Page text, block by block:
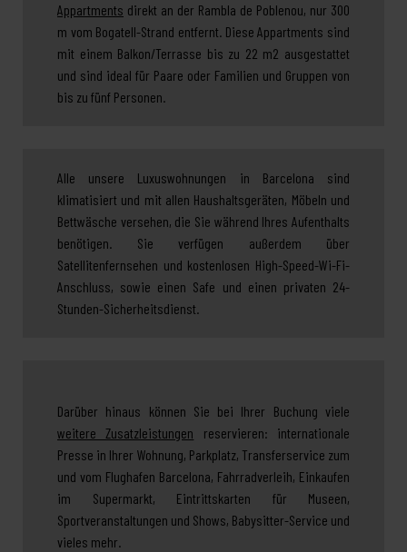
Appartments direkt an der Rambla de Poblenou, nur 300
m vom Bogatell-Strand entfernt. Diese Appartments sind
mit einem Balkon/Terrasse bis zu 22 m2 ausgestattet
und sind ideal für Paare oder Familien und Gruppen von
bis zu fünf Personen.
Alle unsere Luxuswohnungen in Barcelona sind
klimatisiert und mit allen Haushaltsgeräten, Möbeln und
Bettwäsche versehen, die Sie während Ihres Aufenthalts
benötigen. Sie verfügen außerdem über
Satellitenfernsehen und kostenlosen High-Speed-Wi-Fi-
Anschluss, sowie einen Safe und einen privaten 24-
Stunden-Sicherheitsdienst.
Darüber hinaus können Sie bei Ihrer Buchung viele
weitere Zusatzleistungen reservieren: internationale
Presse in Ihrer Wohnung, Parkplatz, Transferservice zum
und vom Flughafen Barcelona, Fahrradverleih, Einkaufen
im Supermarkt, Eintrittskarten für Museen,
Sportveranstaltungen und Shows, Babysitter-Service und
vieles mehr.